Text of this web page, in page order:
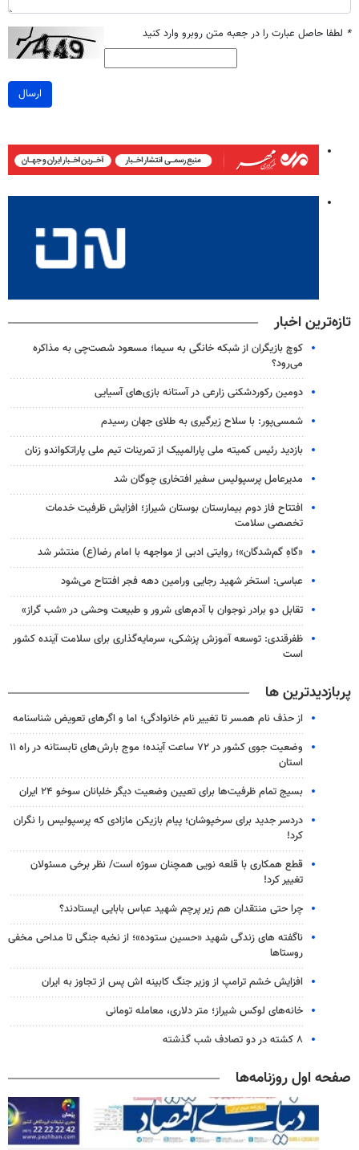
* لطفا حاصل عبارت را در جعبه متن روبرو وارد کنید
ارسال
تازه‌ترین اخبار
کوچ بازیگران از شبکه خانگی به سیما؛ مسعود شصت‌چی به مذاکره
می‌رود؟
دومین رکوردشکنی زارعی در آستانه بازی‌های آسیایی
شمسی‌پور: با سلاح زیرگیری به طلای جهان رسیدم
بازدید رئیس کمیته ملی پارالمپیک از تمرینات تیم ملی پاراتکواندو زنان
مدیرعامل پرسپولیس سفیر افتخاری چوگان شد
افتتاح فاز دوم بیمارستان بوستان شیراز؛ افزایش ظرفیت خدمات
تخصصی سلامت
«گاهِ گم‌شدگان»؛ روایتی ادبی از مواجهه با امام رضا(ع) منتشر شد
عباسی: استخر شهید رجایی ورامین دهه فجر افتتاح می‌شود
تقابل دو برادر نوجوان با آدم‌های شرور و طبیعت وحشی در «شب گراز»
ظفرقندی: توسعه آموزش پزشکی، سرمایه‌گذاری برای سلامت آینده کشور
است
پربازدیدترین ها
از حذف نام همسر تا تغییر نام خانوادگی؛ اما و اگرهای تعویض شناسنامه
وضعیت جوی کشور در ۷۲ ساعت آینده؛ موج بارش‌های تابستانه در راه ۱۱
استان
بسیج تمام ظرفیت‌ها برای تعیین وضعیت دیگر خلبانان سوخو ۲۴ ایران
دردسر جدید برای سرخپوشان؛ پیام بازیکن مازادی که پرسپولیس را نگران
کرد!
قطع همکاری با قلعه نویی همچنان سوژه است/ نظر برخی مسئولان
تغییر کرد!
چرا حتی منتقدان هم زیر پرچم شهید عباس بابایی ایستادند؟
ناگفته های زندگی شهید «حسین ستوده»؛ از نخبه جنگی تا مداحی مخفی
روستاها
افزایش خشم ترامپ از وزیر جنگ کابینه اش پس از تجاوز به ایران
خانه‌های لوکس شیراز؛ متر دلاری، معامله تومانی
۸ کشته در دو تصادف شب گذشته
صفحه اول روزنامه‌ها